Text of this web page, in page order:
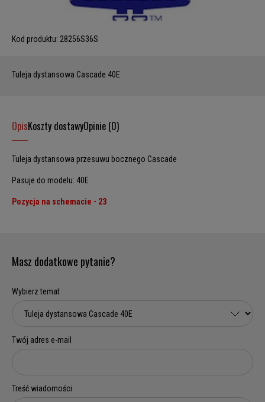
Kod produktu: 28256S36S
Tuleja dystansowa Cascade 40E
OpisKoszty dostawyOpinie (0)
Tuleja dystansowa przesuwu bocznego Cascade
Pasuje do modelu: 40E
Pozycja na schemacie - 23
Masz dodatkowe pytanie?